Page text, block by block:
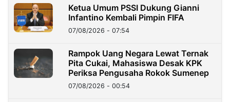
Ketua Umum PSSI Dukung Gianni
Infantino Kembali Pimpin FIFA
07/08/2026 - 07:54
Rampok Uang Negara Lewat Ternak
Pita Cukai, Mahasiswa Desak KPK
Periksa Pengusaha Rokok Sumenep
07/08/2026 - 00:54